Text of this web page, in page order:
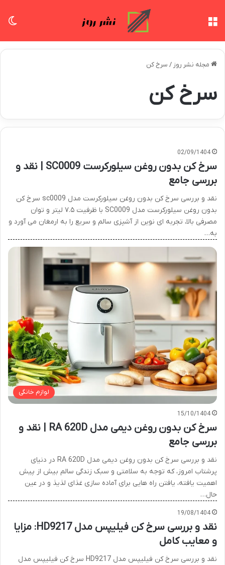
مجله نشر روز / سرخ کن
سرخ کن
02/09/1404
سرخ کن بدون روغن سیلورکرست SC0009 | نقد و
بررسی جامع
نقد و بررسی سرخ کن بدون روغن سیلورکرست مدل sc0009 سرخ کن
بدون روغن سیلورکرست مدل SC0009 با ظرفیت ۷.۵ لیتر و توان
مصرفی بالا، تجربه ای نوین از آشپزی سالم و سریع را به ارمغان می آورد و
به…
لوازم خانگی
15/10/1404
سرخ کن بدون روغن دیمی مدل RA 620D | نقد و
بررسی جامع
نقد و بررسی سرخ کن بدون روغن دیمی مدل RA 620D در دنیای
پرشتاب امروز، که توجه به سلامتی و سبک زندگی سالم بیش از پیش
اهمیت یافته، یافتن راه هایی برای آماده سازی غذای لذیذ و در عین
حال…
19/08/1404
نقد و بررسی سرخ کن فیلیپس مدل HD9217: مزایا
و معایب کامل
نقد و بررسی سرخ کن فیلیپس مدل HD9217 سرخ کن فیلیپس مدل